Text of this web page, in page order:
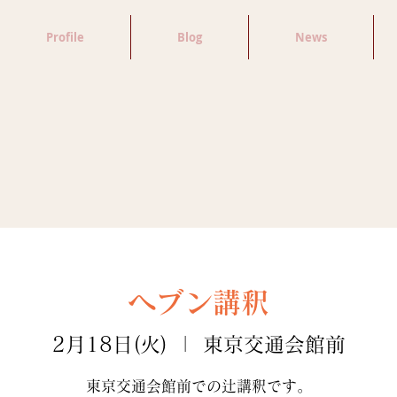
Profile Blog News
ヘブン講釈
2月18日(火) 東京交通会館前